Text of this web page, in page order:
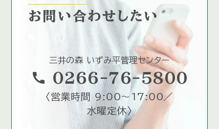
お問い合わせしたい
三井の森 いずみ平管理センター
call 0266-76-5800
〈 営業時間 9:00～17:00／
水曜定休〉